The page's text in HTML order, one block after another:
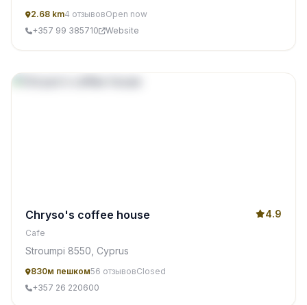
2.68 km4 отзывовOpen now
+357 99 385710
Website
Chryso's coffee house 4.9
Cafe
Stroumpi 8550, Cyprus
830м пешком56 отзывовClosed
+357 26 220600